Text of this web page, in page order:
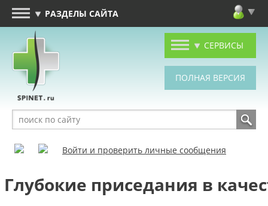
РАЗДЕЛЫ САЙТА
СЕРВИСЫ
Войти и проверить личные сообщения
Глубокие приседания в